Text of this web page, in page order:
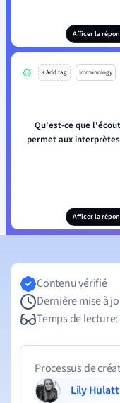
Afficer la
+ Add tag Immunology
Qu'est-ce que
permet aux
Afficer la
Contenu vérifié
Dernière mise à
Temps de
Processus de
Lily Hulatt